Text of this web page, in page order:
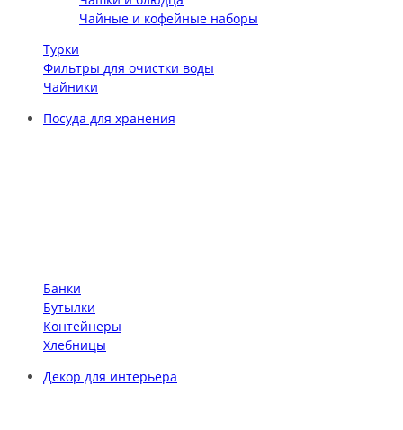
Чайные и кофейные наборы
Турки
Фильтры для очистки воды
Чайники
Посуда для хранения
Банки
Бутылки
Контейнеры
Хлебницы
Декор для интерьера